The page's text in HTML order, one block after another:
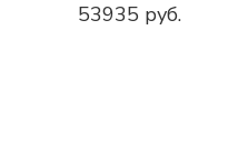
53935 руб.